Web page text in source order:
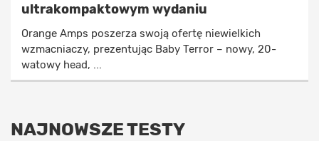
ultrakompaktowym wydaniu
Orange Amps poszerza swoją ofertę niewielkich
wzmacniaczy, prezentując Baby Terror – nowy, 20-
watowy head, ...
NAJNOWSZE TESTY